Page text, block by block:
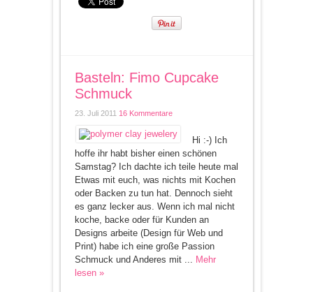
Basteln: Fimo Cupcake
Schmuck
23. Juli 2011 16 Kommentare
Hi :-) Ich
hoffe ihr habt bisher einen schönen
Samstag? Ich dachte ich teile heute mal
Etwas mit euch, was nichts mit Kochen
oder Backen zu tun hat. Dennoch sieht
es ganz lecker aus. Wenn ich mal nicht
koche, backe oder für Kunden an
Designs arbeite (Design für Web und
Print) habe ich eine große Passion
Schmuck und Anderes mit ... Mehr
lesen »